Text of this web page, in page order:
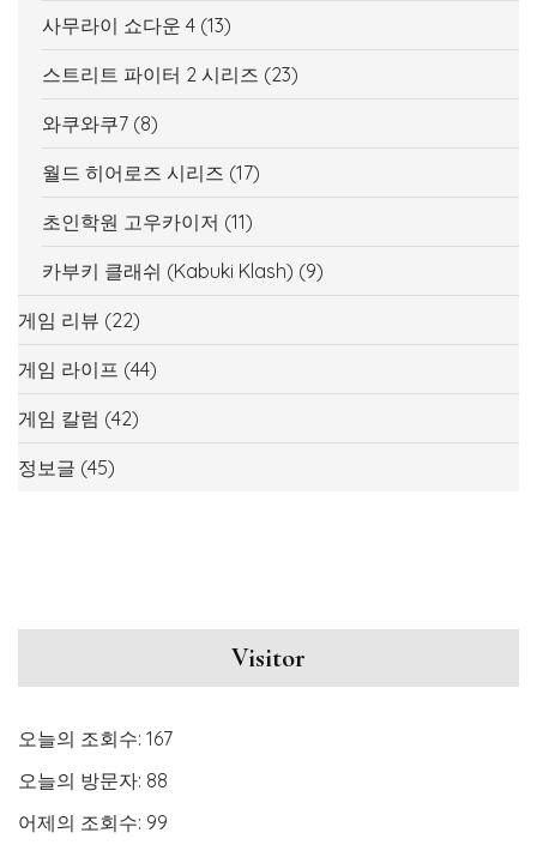
사무라이 쇼다운 4 (13)
스트리트 파이터 2 시리즈 (23)
와쿠와쿠7 (8)
월드 히어로즈 시리즈 (17)
초인학원 고우카이저 (11)
카부키 클래쉬 (Kabuki Klash) (9)
게임 리뷰 (22)
게임 라이프 (44)
게임 칼럼 (42)
정보글 (45)
Visitor
오늘의 조회수: 167
오늘의 방문자: 88
어제의 조회수: 99